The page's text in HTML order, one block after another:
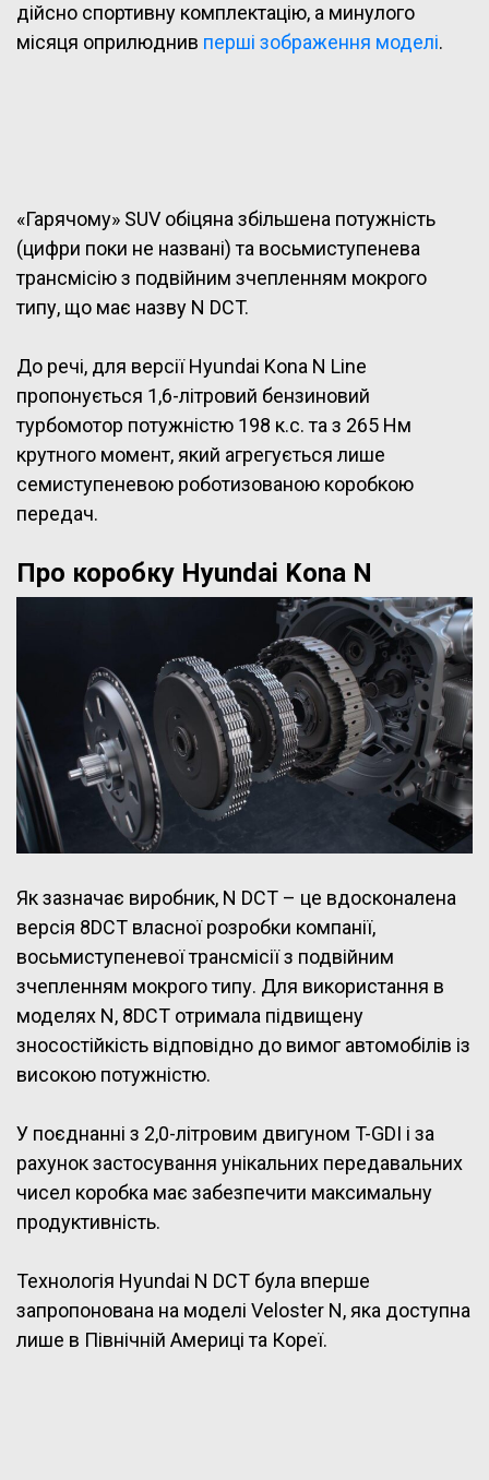
дійсно спортивну комплектацію, а минулого
місяця оприлюднив перші зображення моделі.
«Гарячому» SUV обіцяна збільшена потужність
(цифри поки не названі) та восьмиступенева
трансмісію з подвійним зчепленням мокрого
типу, що має назву N DCT.
До речі, для версії Hyundai Kona N Line
пропонується 1,6-літровий бензиновий
турбомотор потужністю 198 к.с. та з 265 Нм
крутного момент, який агрегується лише
семиступеневою роботизованою коробкою
передач.
Про коробку Hyundai Kona N
Як зазначає виробник, N DCT – це вдосконалена
версія 8DCT власної розробки компанії,
восьмиступеневої трансмісії з подвійним
зчепленням мокрого типу. Для використання в
моделях N, 8DCT отримала підвищену
зносостійкість відповідно до вимог автомобілів із
високою потужністю.
У поєднанні з 2,0-літровим двигуном T-GDI і за
рахунок застосування унікальних передавальних
чисел коробка має забезпечити максимальну
продуктивність.
Технологія Hyundai N DCT була вперше
запропонована на моделі Veloster N, яка доступна
лише в Північній Америці та Кореї.